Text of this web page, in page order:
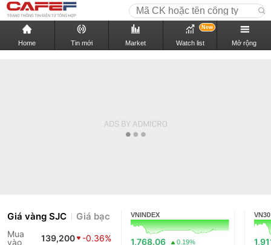
Home Tin mới Market Watch list
New
Mở rộng
Giá vàng SJC Giá bạc
Mua
vào
139,200
-0.36%
VNINDEX
1,768.06 0.19%
VN30